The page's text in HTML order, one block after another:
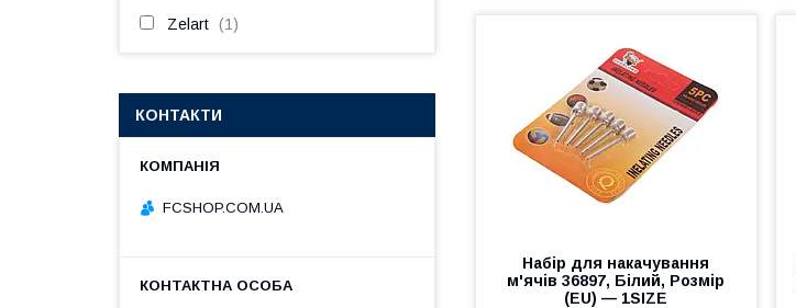
Набір для накачування
м'ячів 36897, Білий, Розмір
(EU) — 1SIZE
Zelart 1
КОНТАКТИ
FCSHOP.COM.UA